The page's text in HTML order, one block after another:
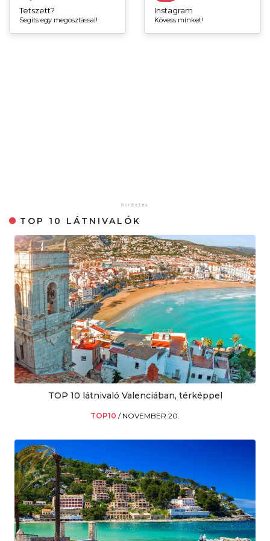
Tetszett?
Segíts egy megosztással!
Instagram
Kövess minket!
TOP 10 LÁTNIVALÓK
TOP 10 látnivaló Valenciában, térképpel
TOP10 / NOVEMBER 20.